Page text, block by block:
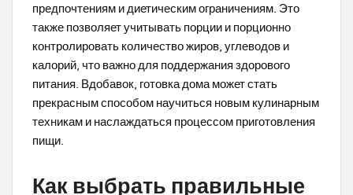
предпочтениям и диетическим ограничениям. Это
также позволяет учитывать порции и порционно
контролировать количество жиров, углеводов и
калорий, что важно для поддержания здорового
питания. Вдобавок, готовка дома может стать
прекрасным способом научиться новым кулинарным
техникам и наслаждаться процессом приготовления
пищи.
Как выбрать правильные